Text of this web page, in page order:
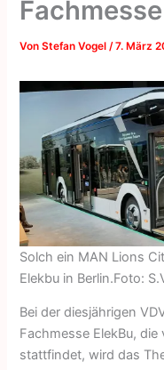
VonStefan Vogel/7. März
Solch ein MAN Lions
Elekbu in Berlin.Foto:
Bei der diesjährigen
Fachmesse ElekBu,
stattfindet, wird das